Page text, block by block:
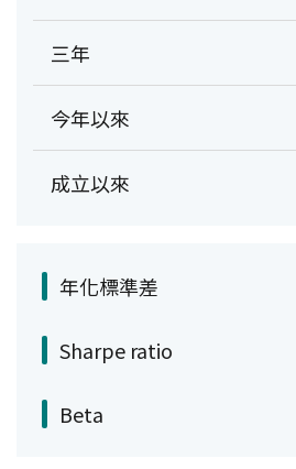
三年
今年以來
成立以來
年化標準差
Sharpe ratio
Beta